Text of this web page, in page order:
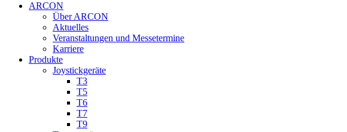
ARCON
Über ARCON
Aktuelles
Veranstaltungen und Messetermine
Karriere
Produkte
Joystickgeräte
T3
T5
T6
T7
T9